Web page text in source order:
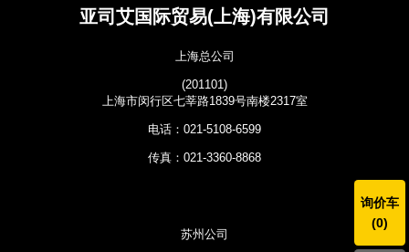
询价车
(0)
亚司艾国际贸易(上海)有限公司
上海总公司
(201101)
上海市闵行区七莘路1839号南楼2317室
电话：021-5108-6599
传真：021-3360-8868
苏州公司